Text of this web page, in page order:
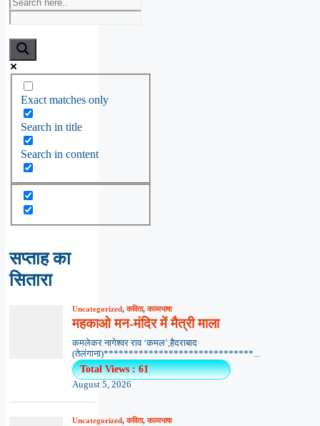
Exact matches only
Search in title
Search in content
सप्ताह का
सितारा
Uncategorized,कविता,काव्यभाषा
महकाओ मन-मंदिर में मैत्री माला
कमलेकर नागेश्वर राव ‘कमल’,हैदराबाद
(तेलंगाना)******************************...
Total Views : 61
August 5, 2026
Uncategorized,कविता,काव्यभाषा